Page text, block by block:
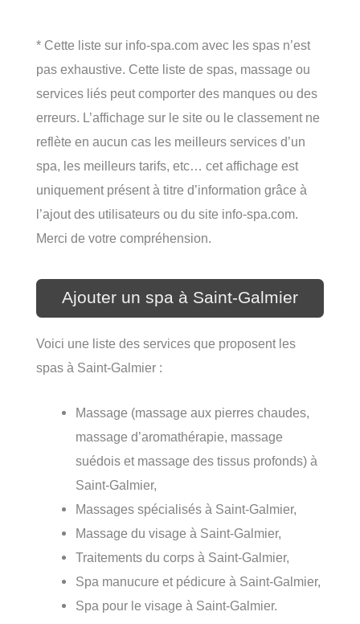
* Cette liste sur info-spa.com avec les spas n’est
pas exhaustive. Cette liste de spas, massage ou
services liés peut comporter des manques ou des
erreurs. L’affichage sur le site ou le classement ne
reflète en aucun cas les meilleurs services d’un
spa, les meilleurs tarifs, etc… cet affichage est
uniquement présent à titre d’information grâce à
l’ajout des utilisateurs ou du site info-spa.com.
Merci de votre compréhension.
Ajouter un spa à Saint-Galmier
Voici une liste des services que proposent les
spas à Saint-Galmier :
Massage (massage aux pierres chaudes,
massage d’aromathérapie, massage
suédois et massage des tissus profonds) à
Saint-Galmier,
Massages spécialisés à Saint-Galmier,
Massage du visage à Saint-Galmier,
Traitements du corps à Saint-Galmier,
Spa manucure et pédicure à Saint-Galmier,
Spa pour le visage à Saint-Galmier.